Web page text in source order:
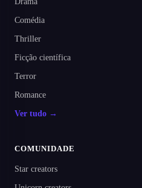
Comédia
Thriller
Ficção científica
Terror
Romance
Ver tudo →
COMUNIDADE
Star creators